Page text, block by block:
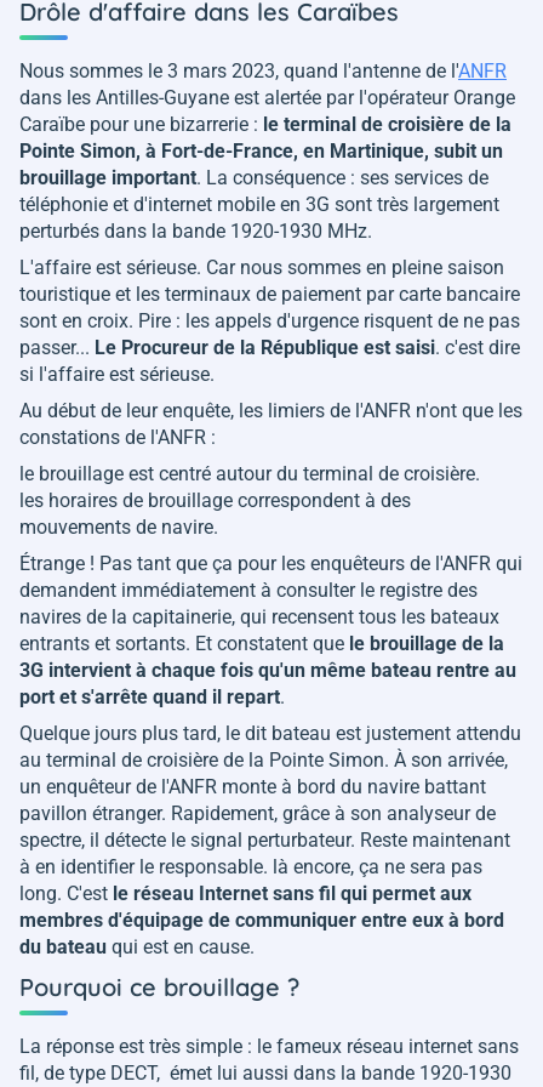
Drôle d'affaire dans les Caraïbes
Nous sommes le 3 mars 2023, quand l'antenne de l'ANFR
dans les Antilles-Guyane est alertée par l'opérateur Orange
Caraïbe pour une bizarrerie : le terminal de croisière de la
Pointe Simon, à Fort-de-France, en Martinique, subit un
brouillage important. La conséquence : ses services de
téléphonie et d'internet mobile en 3G sont très largement
perturbés dans la bande 1920-1930 MHz.
L'affaire est sérieuse. Car nous sommes en pleine saison
touristique et les terminaux de paiement par carte bancaire
sont en croix. Pire : les appels d'urgence risquent de ne pas
passer... Le Procureur de la République est saisi. c'est dire
si l'affaire est sérieuse.
Au début de leur enquête, les limiers de l'ANFR n'ont que les
constations de l'ANFR :
le brouillage est centré autour du terminal de croisière.
les horaires de brouillage correspondent à des
mouvements de navire.
Étrange ! Pas tant que ça pour les enquêteurs de l'ANFR qui
demandent immédiatement à consulter le registre des
navires de la capitainerie, qui recensent tous les bateaux
entrants et sortants. Et constatent que le brouillage de la
3G intervient à chaque fois qu'un même bateau rentre au
port et s'arrête quand il repart.
Quelque jours plus tard, le dit bateau est justement attendu
au terminal de croisière de la Pointe Simon. À son arrivée,
un enquêteur de l'ANFR monte à bord du navire battant
pavillon étranger. Rapidement, grâce à son analyseur de
spectre, il détecte le signal perturbateur. Reste maintenant
à en identifier le responsable. là encore, ça ne sera pas
long. C'est le réseau Internet sans fil qui permet aux
membres d'équipage de communiquer entre eux à bord
du bateau qui est en cause.
Pourquoi ce brouillage ?
La réponse est très simple : le fameux réseau internet sans
fil, de type DECT, émet lui aussi dans la bande 1920-1930